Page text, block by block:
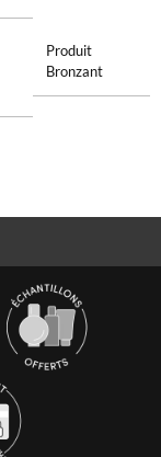
Produit
Bronzant